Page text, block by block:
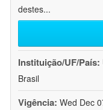
destes...
Instituição/UF/País:
Brasil
Vigência: Wed Dec